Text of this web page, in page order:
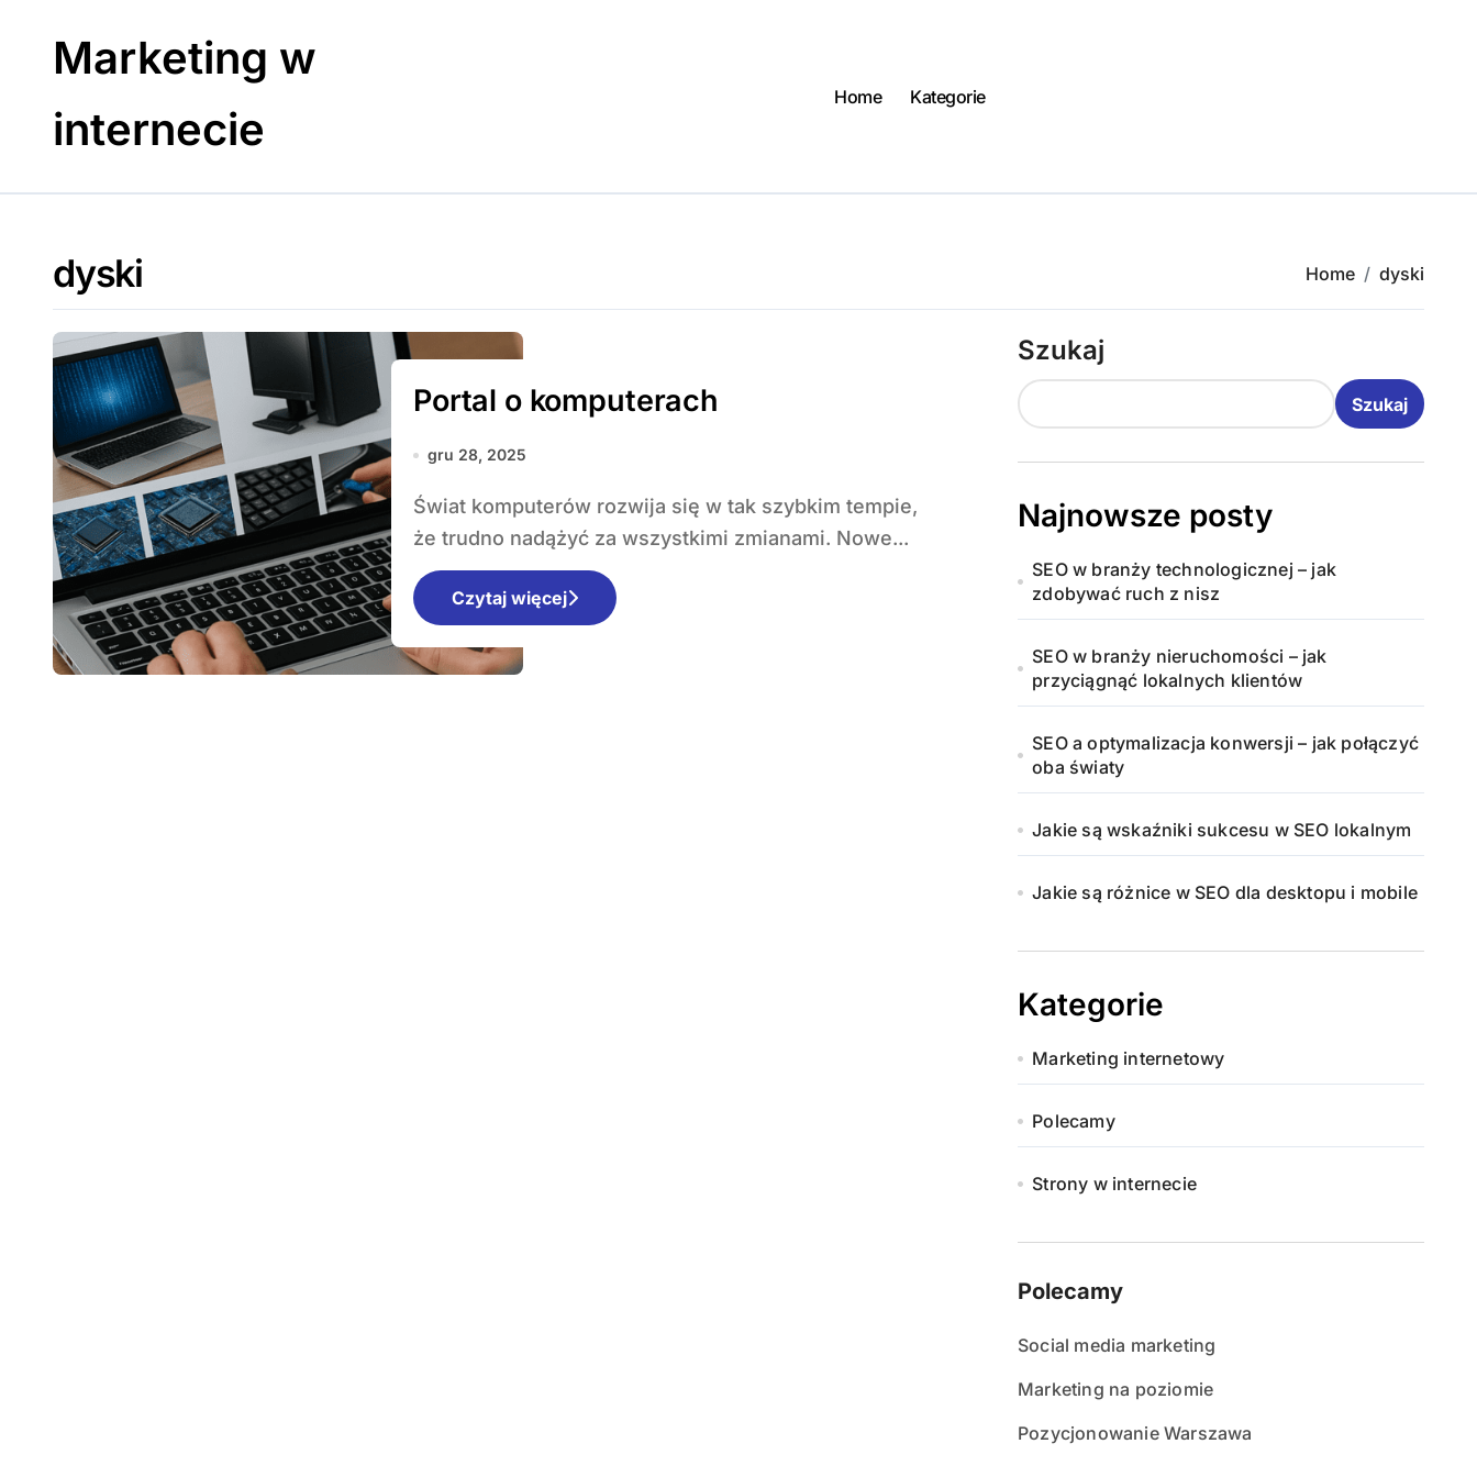
Marketing w
internecie
Home Kategorie
dyski Home dyski
Portal o komputerach
gru 28, 2025
Świat komputerów rozwija się w tak szybkim tempie,
że trudno nadążyć za wszystkimi zmianami. Nowe...
Czytaj więcej
Szukaj
Szukaj
Najnowsze posty
SEO w branży technologicznej – jak
zdobywać ruch z nisz
SEO w branży nieruchomości – jak
przyciągnąć lokalnych klientów
SEO a optymalizacja konwersji – jak połączyć
oba światy
Jakie są wskaźniki sukcesu w SEO lokalnym
Jakie są różnice w SEO dla desktopu i mobile
Kategorie
Marketing internetowy
Polecamy
Strony w internecie
Polecamy
Social media marketing
Marketing na poziomie
Pozycjonowanie Warszawa